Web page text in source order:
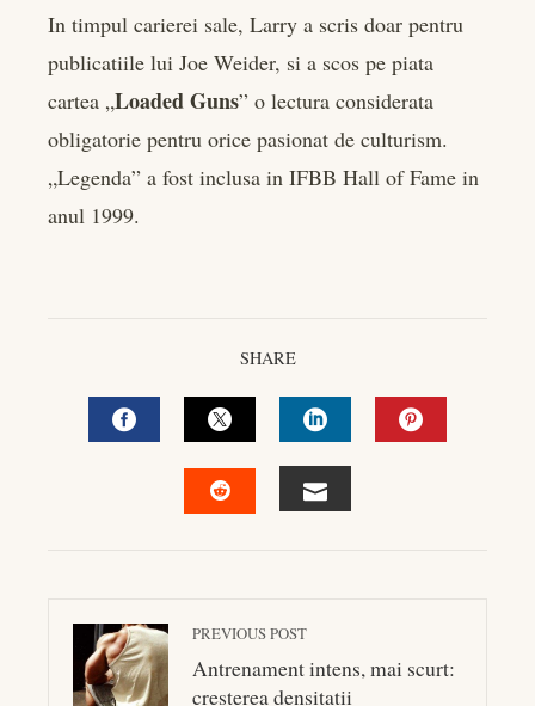
In timpul carierei sale, Larry a scris doar pentru
publicatiile lui Joe Weider, si a scos pe piata
cartea „Loaded Guns” o lectura considerata
obligatorie pentru orice pasionat de culturism.
„Legenda” a fost inclusa in IFBB Hall of Fame in
anul 1999.
SHARE
FACEBOOKTWITTERLINKEDIN
PREVIOUS POST
Antrenament intens, mai scurt:
cresterea densitatii